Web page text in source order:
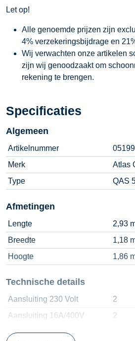
Let op!
Alle genoemde prijzen zijn
4% verzekeringsbijdrage en
Wij verwachten onze artikelen
zijn wij genoodzaakt om
rekening te brengen.
Specificaties
Algemeen
Artikelnummer
05199
Merk
Atlas
Type
QAS
Afmetingen
Lengte
2,93
Breedte
1,18
Hoogte
1,86
Technische details
Aansluiting 230 Volt
2
Aansluiting 16A/400V
2
Aansluiting 32A/400V